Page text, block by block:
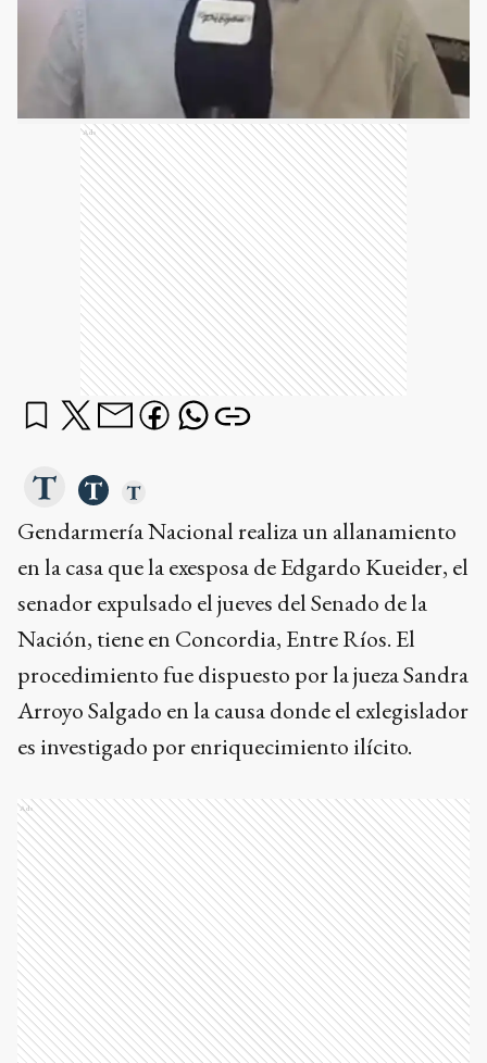
Ads
Gendarmería Nacional realiza un allanamiento
en la casa que la exesposa de Edgardo Kueider, el
senador expulsado el jueves del Senado de la
Nación, tiene en Concordia, Entre Ríos. El
procedimiento fue dispuesto por la jueza Sandra
Arroyo Salgado en la causa donde el exlegislador
es investigado por enriquecimiento ilícito.
Ads